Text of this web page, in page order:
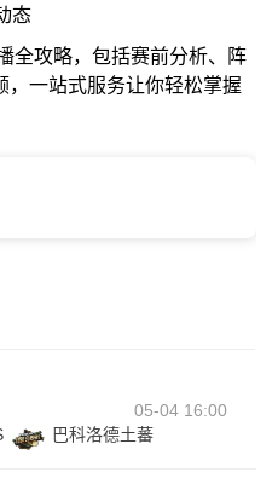
态
全攻略，包括赛前分析、阵
，一站式服务让你轻松掌握
05-04 16:00
巴科洛德土蕃